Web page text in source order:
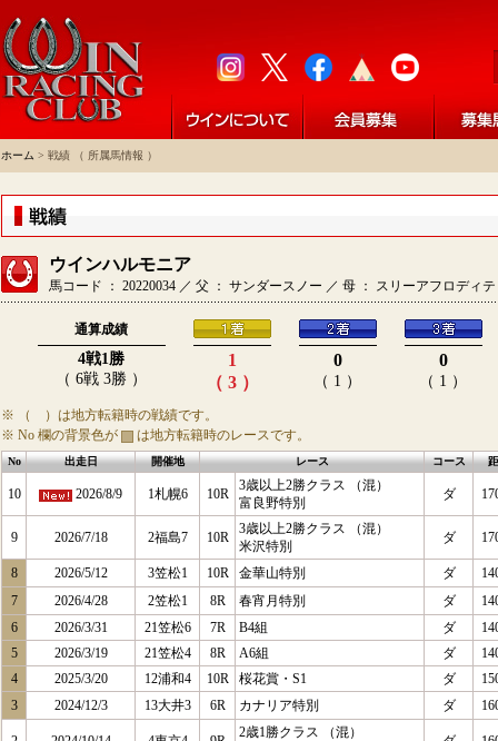
ホーム > 戦績 （ 所属馬情報 ）
ウインハルモニア
馬コード ： 20220034 ／ 父 ： サンダースノー ／ 母 ： スリーアフロディ
通算成績
4戦1勝
（ 6戦 3勝 ）
1
（ 3 ）
0
（ 1 ）
0
（ 1 ）
※ （ ）は地方転籍時の戦績です。
※ No 欄の背景色が
は地方転籍時のレースです。
No 出走日 開催地 レース コース
10 2026/8/9 1札幌6 10R
3歳以上2勝クラス （混）
富良野特別
ダ
9 2026/7/18 2福島7 10R
3歳以上2勝クラス （混）
米沢特別
ダ
8 2026/5/12 3笠松1 10R 金華山特別 ダ
7
2026/4/28 2笠松1 8R 春宵月特別 ダ
6
2026/3/31 21笠松6 7R B4組 ダ
5
2026/3/19 21笠松4 8R A6組 ダ
4
2025/3/20 12浦和4 10R 桜花賞・S1 ダ
3
2024/12/3 13大井3 6R カナリア特別 ダ
2歳1勝クラス （混）